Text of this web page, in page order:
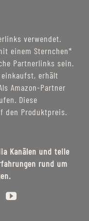
verwendet.
einem Sternchen*
Partnerlinks sein.
erhält
Amazon-Partner
Diese
den Produktpreis.
Kanälen und teile
rund um